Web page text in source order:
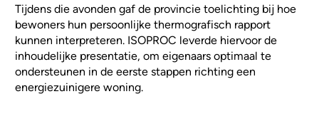
Tijdens die avonden gaf de provincie toelichting bij hoe
bewoners hun persoonlijke thermografisch rapport
kunnen interpreteren. ISOPROC leverde hiervoor de
inhoudelijke presentatie, om eigenaars optimaal te
ondersteunen in de eerste stappen richting een
energiezuinigere woning.